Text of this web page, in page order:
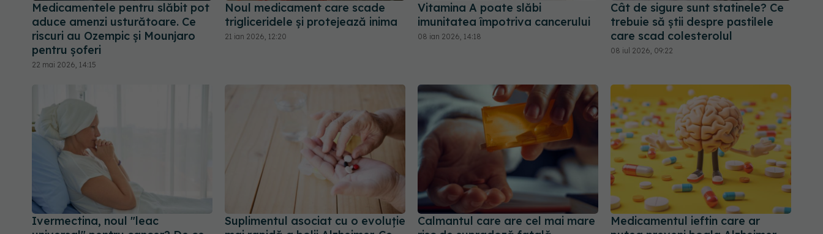
Medicamentele pentru slăbit pot
aduce amenzi usturătoare. Ce
riscuri au Ozempic și Mounjaro
pentru șoferi
22 mai 2026, 14:15
Noul medicament care scade
trigliceridele și protejează inima
21 ian 2026, 12:20
Vitamina A poate slăbi
imunitatea împotriva cancerului
08 ian 2026, 14:18
Cât de sigure sunt statinele? Ce
trebuie să știi despre pastilele
care scad colesterolul
08 iul 2026, 09:22
Ivermectina, noul "leac
Suplimentul asociat cu o evoluție
Calmantul care are cel mai mare
Medicamentul ieftin care ar